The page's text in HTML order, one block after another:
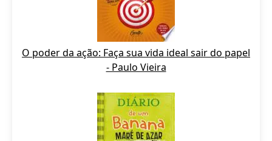
O poder da ação: Faça sua vida ideal sair do papel
- Paulo Vieira